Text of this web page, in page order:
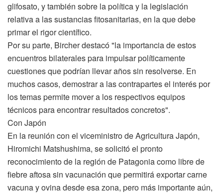
glifosato, y también sobre la política y la legislación
relativa a las sustancias fitosanitarias, en la que debe
primar el rigor científico.
Por su parte, Bircher destacó "la importancia de estos
encuentros bilaterales para impulsar políticamente
cuestiones que podrían llevar años sin resolverse. En
muchos casos, demostrar a las contrapartes el interés por
los temas permite mover a los respectivos equipos
técnicos para encontrar resultados concretos".
Con Japón
En la reunión con el viceministro de Agricultura Japón,
Hiromichi Matshushima, se solicitó el pronto
reconocimiento de la región de Patagonia como libre de
fiebre aftosa sin vacunación que permitirá exportar carne
vacuna y ovina desde esa zona, pero más importante aún,